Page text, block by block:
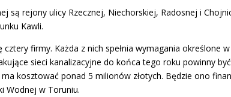
są rejony ulicy Rzecznej, Niechorskiej, Radosnej i
Kawli.
firmy. Każda z nich spełnia wymagania określone
sieci kanalizacyjne do końca tego roku powinny
kosztować ponad 5 milionów złotych. Będzie ono
Wodnej w Toruniu.